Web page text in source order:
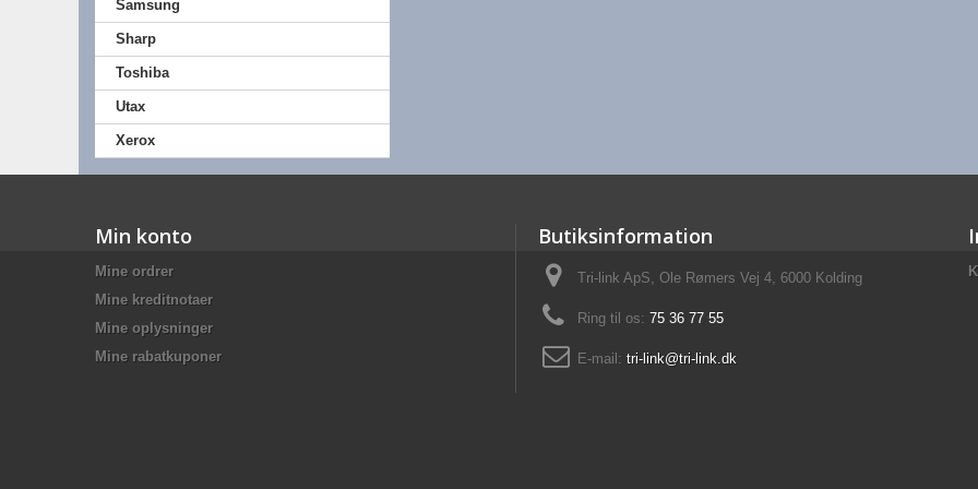
Samsung
Sharp
Toshiba
Utax
Xerox
Min konto
Mine ordrer
Mine kreditnotaer
Mine oplysninger
Mine rabatkuponer
Butiksinformation
Tri-link ApS, Ole Rømers Vej 4, 6000 Kolding
Ring til os: 75 36 77 55
E-mail: tri-link@tri-link.dk